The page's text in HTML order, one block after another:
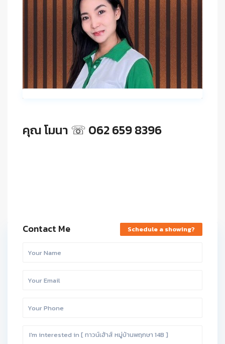
คุณ โมนา ☏ 062 659 8396
Contact Me Schedule a showing?